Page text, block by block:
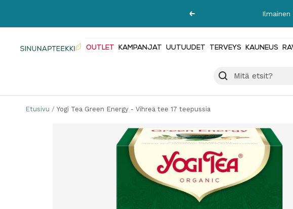
Edellinen
Sinunapteekki.fi OUTLET KAMPANJAT UUTUUDET TERVEYS KAUNEUS
Etusivu Yogi Tea Green Energy - Vihreä tee 17 teepussia